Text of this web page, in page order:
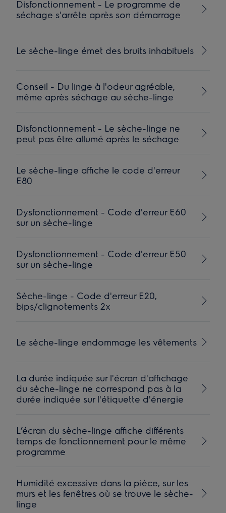
Disfonctionnement - Le programme de
séchage s'arrête après son démarrage
Le sèche-linge émet des bruits inhabituels
Conseil - Du linge à l'odeur agréable,
même après séchage au sèche-linge
Disfonctionnement - Le sèche-linge ne
peut pas être allumé après le séchage
Le sèche-linge affiche le code d'erreur
E80
Dysfonctionnement - Code d'erreur E60
sur un sèche-linge
Dysfonctionnement - Code d'erreur E50
sur un sèche-linge
Sèche-linge - Code d'erreur E20,
bips/clignotements 2x
Le sèche-linge endommage les vêtements
La durée indiquée sur l'écran d'affichage
du sèche-linge ne correspond pas à la
durée indiquée sur l'étiquette d'énergie
L’écran du sèche-linge affiche différents
temps de fonctionnement pour le même
programme
Humidité excessive dans la pièce, sur les
murs et les fenêtres où se trouve le sèche-
linge